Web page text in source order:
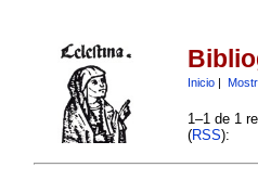
Inicio|
1–1 de 1
(RSS):